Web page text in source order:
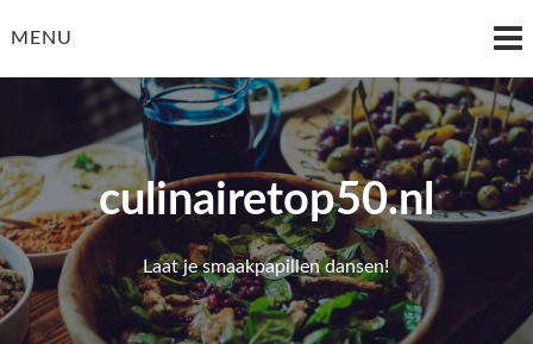
toMENU
culinairetop50.nl
Laat je smaakpapillen dansen!